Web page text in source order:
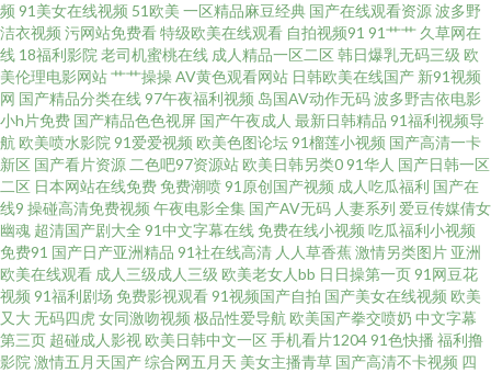
清自拍 A天堂色 午夜一区少女 日产ariya预定 黄色性爱 99色色网 丝袜人妻中
文字幕 日韩肏屄视频 www日日干 欧美色频 综合网中文字幕 久久久亚洲成人
国产高清狼人香蕉在线 野草社区在线高 欧美一区二区成人片 国产精品九九免
费视频 中文字幕韩国三级理论 日韩国产在线高清一区 九九热只有精品 成人
免费频道 亞洲中文字幕無碼中字 日本三级网站 免费在线观看亚 丁香婷婷六
月综合 一级做a 欧美中文日韩aⅴ 国产精品成品人品 在线观看网址深夜 日韩欧
美国产免费观看 国内精品免费视频 97国产精品视频在线观看 无码福利社 精
频 91美女在线视频 51欧美 一区精品麻豆经典 国产在线观看资源波多野
洁衣视频 污网站免费看特级欧美在线观看 自拍视频91 91艹艹 久草网在
线 18福利影院 老司机蜜桃在线 成人精品一区二区 韩日爆乳无码三级 欧
美伦理电影网站艹艹操操AV黄色观看网站 日韩欧美在线国产 新91视频
网 国产精品分类在线97午夜福利视频 岛国AV动作无码波多野吉依电影
小h片免费 国产精品色色视屏 国产午夜成人 最新日韩精品 91福利视频导
航 欧美喷水影院 91爱爱视频 欧美色图论坛91榴莲小视频 国产高清一卡
新区 国产看片资源 二色吧97资源站 欧美日韩另类091华人 国产日韩一区
二区 日本网站在线免费 免费潮喷91原创国产视频 成人吃瓜福利 国产在
线9 操碰高清免费视频 午夜电影全集 国产AV无码 人妻系列 爱豆传媒倩女
幽魂 超清国产剧大全 91中文字幕在线 免费在线小视频 吃瓜福利小视频
免费91 国产日产亚洲精品 91社在线高清 人人草香蕉 激情另类图片 亚洲
欧美在线观看 成人三级成人三级 欧美老女人bb 日日操第一页91网豆花
视频 91福利剧场 免费影视观看91视频国产自拍 国产美女在线视频 欧美
又大 无码四虎 女同激吻视频 极品性爱导航 欧美国产拳交喷奶 中文字幕
第三页 超碰成人影视 欧美日韩中文一区 手机看片120491色快播 福利撸
影院 激情五月天国产综合网五月天 美女主播青草 国产高清不卡视频 四